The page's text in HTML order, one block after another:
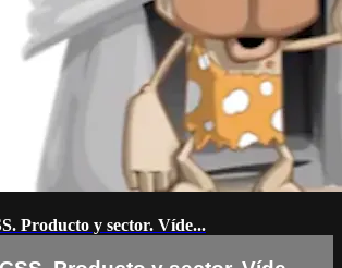
Producto y sector. Víde...